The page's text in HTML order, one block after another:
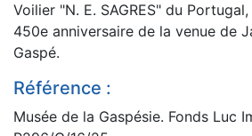
Voilier "N. E. SAGRES" du
450e anniversaire de la venue de
Gaspé.
Référence :
Musée de la Gaspésie. Fonds Luc